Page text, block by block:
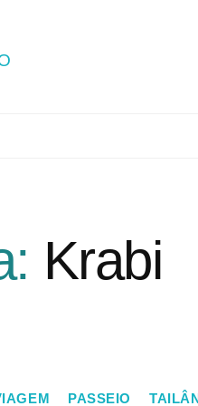
Krabi
PASSEIO